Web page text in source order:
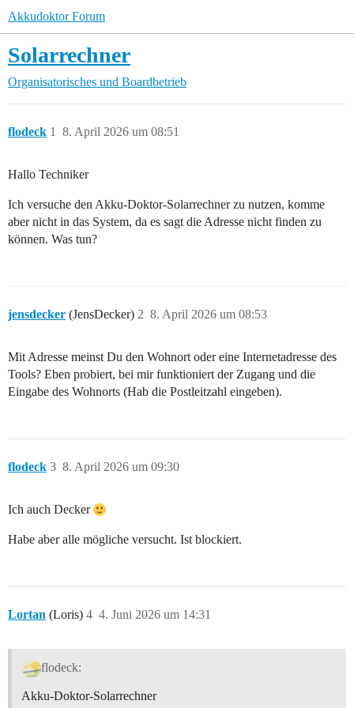
Akkudoktor Forum
Solarrechner
Organisatorisches und Boardbetrieb
flodeck 8. April 2026 um 08:51
1
Hallo Techniker
Ich versuche den Akku-Doktor-Solarrechner zu nutzen, komme
aber nicht in das System, da es sagt die Adresse nicht finden zu
können. Was tun?
jensdecker (JensDecker) 8. April 2026 um 08:53
2
Mit Adresse meinst Du den Wohnort oder eine Internetadresse des
Tools? Eben probiert, bei mir funktioniert der Zugang und die
Eingabe des Wohnorts (Hab die Postleitzahl eingeben).
flodeck 8. April 2026 um 09:30
3
Ich auch Decker
Habe aber alle mögliche versucht. Ist blockiert.
Lortan (Loris) 4. Juni 2026 um 14:31
4
flodeck:
Akku-Doktor-Solarrechner